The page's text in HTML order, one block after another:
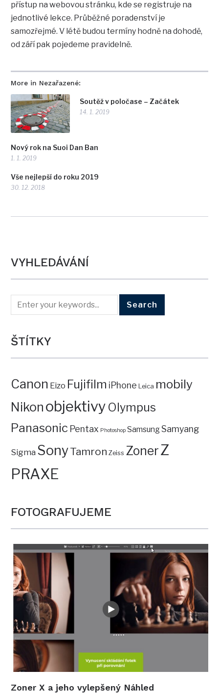
More in Nezařazené:
Soutěž v poločase – Začátek
14. 1. 2019
Nový rok na Suoi Dan Ban
1. 1. 2019
Vše nejlepší do roku 2019
30. 12. 2018
přístup na webovou stránku, kde se registruje na
jednotlivé lekce. Průběžné poradenství je
samozřejmé. V létě budou termíny hodně na dohodě,
od září pak pojedeme pravidelně.
VYHLEDÁVÁNÍ
ŠTÍTKY
Canon Eizo Fujifilm iPhone Leica mobily
Nikon objektivy Olympus
Panasonic Pentax Photoshop SamsungSamyang
Sigma SonyTamron Zeiss ZonerZ
PRAXE
FOTOGRAFUJEME
Zoner X a jeho vylepšený Náhled